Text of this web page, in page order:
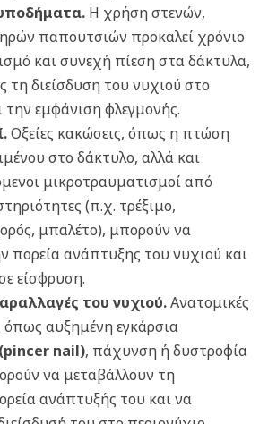
Η χρήση στενών,
παπουτσιών προκαλεί χρόνιο
και συνεχή πίεση στα δάκτυλα,
τη διείσδυση του νυχιού στο
την εμφάνιση φλεγμονής.
Οξείες κακώσεις, όπως η πτώση
στο δάκτυλο, αλλά και
μικροτραυματισμοί από
(π.χ. τρέξιμο,
μπαλέτο), μπορούν να
πορεία ανάπτυξης του νυχιού και
είσφρυση.
του νυχιού.Ανατομικές
όπως αυξημένη εγκάρσια
(pincer nail), πάχυνση ή δυστροφία
να μεταβάλλουν τη
ανάπτυξής του και να